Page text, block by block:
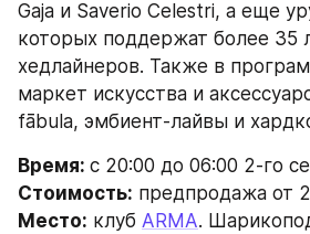
Gaja и Saverio Celestri, а еще
которых поддержат более 35
хедлайнеров. Также в
маркет искусства и
fābula, эмбиент-лайвы и
Время: с 20:00 до 06:00 2-го
Стоимость: предпродажа от
Место: клуб ARMA.